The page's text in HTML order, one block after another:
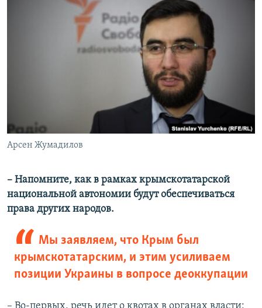
Арсен Жумадилов
– Напомните, как в рамках крымскотатарской
национальной автономии будут обеспечиваться
права других народов.
Мы заявляем, что Крым был
крымскотатарским, и этим усиливаем
позиции Украины в вопросе деоккупации